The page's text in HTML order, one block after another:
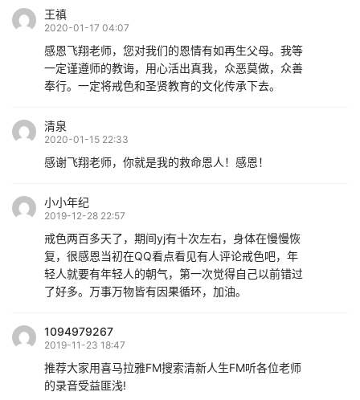
王禛
2020-01-17 04:07
感恩飞翔老师，您对我们的恩情有如再生父母。我等
一定谨遵师的教诲，用心活出真我，众恶莫做，众善
奉行。一定将戒色和圣贤教育的文化传承下去。
清泉
2020-01-15 22:33
感谢飞翔老师，你就是我的救命恩人！感恩！
小小年纪
2019-12-28 22:57
戒色两百多天了，期间yj有十次左右，身体在慢慢恢
复，很感恩当初在QQ看点看见有人评论戒色吧，年
轻人就要有年轻人的朝气，第一次觉得自己以前错过
了好多。万事万物皆有因果循环，加油。
1094979267
2019-11-23 18:47
推荐大家用喜马拉雅FM搜索清新人生FM听各位老师
的录音受益匪浅!